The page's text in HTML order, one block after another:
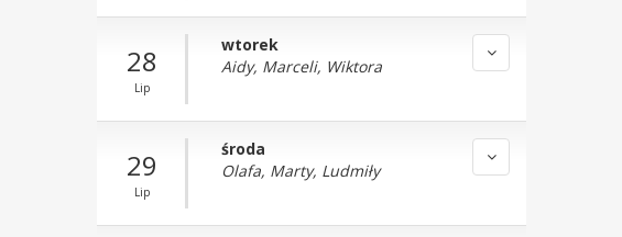
28
Lip
wtorek
Aidy, Marceli, Wiktora
29
Lip
środa
Olafa, Marty, Ludmiły